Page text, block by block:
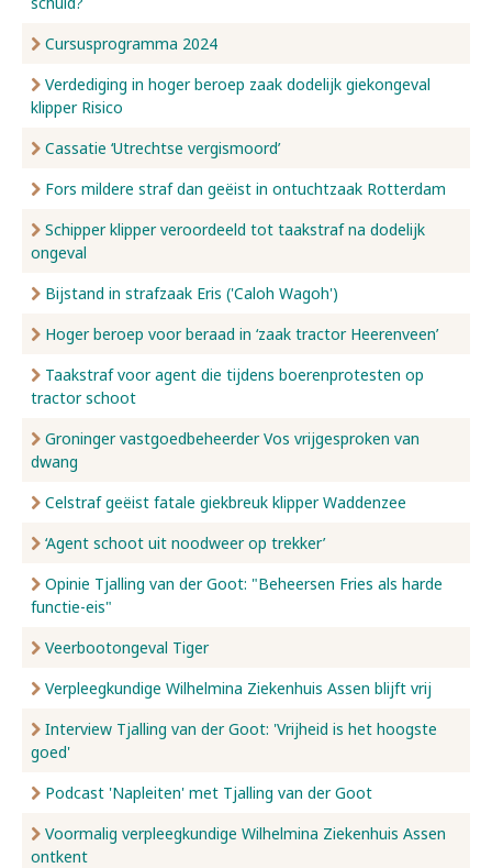
Cursusprogramma 2024
Verdediging in hoger beroep zaak dodelijk giekongeval
klipper Risico
Cassatie ‘Utrechtse vergismoord’
Fors mildere straf dan geëist in ontuchtzaak Rotterdam
Schipper klipper veroordeeld tot taakstraf na dodelijk
ongeval
Bijstand in strafzaak Eris ('Caloh Wagoh')
Hoger beroep voor beraad in ‘zaak tractor Heerenveen’
Taakstraf voor agent die tijdens boerenprotesten op
tractor schoot
Groninger vastgoedbeheerder Vos vrijgesproken van
dwang
Celstraf geëist fatale giekbreuk klipper Waddenzee
‘Agent schoot uit noodweer op trekker’
Opinie Tjalling van der Goot: "Beheersen Fries als harde
functie-eis"
Veerbootongeval Tiger
Verpleegkundige Wilhelmina Ziekenhuis Assen blijft vrij
Interview Tjalling van der Goot: 'Vrijheid is het hoogste
goed'
Podcast 'Napleiten' met Tjalling van der Goot
Voormalig verpleegkundige Wilhelmina Ziekenhuis Assen
ontkent